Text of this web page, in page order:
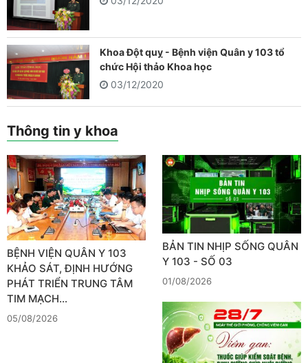
Khoa Đột quỵ - Bệnh viện Quân y 103 tổ
chức Hội thảo Khoa học
03/12/2020
Thông tin y khoa
BỆNH VIỆN QUÂN Y 103
KHẢO SÁT, ĐỊNH HƯỚNG
PHÁT TRIỂN TRUNG TÂM
TIM MẠCH…
05/08/2026
BẢN TIN NHỊP SỐNG QUÂN
Y 103 - SỐ 03
01/08/2026